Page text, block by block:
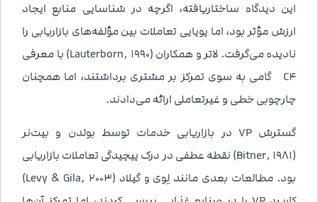
این دیدگاه ساختاریافته، اگرچه در شناسایی منابع ایجاد
ارزش مؤثر بود، اما پویایی تعاملات بین مؤلفه‌های بازاریابی را
نادیده می‌گرفت. لاتر و همکاران (Lauterborn, 1990) با معرفی
C4 گامی به سوی تمرکز بر مشتری برداشتند، اما همچنان
چارچوبی خطی و غیرتعاملی ارائه می‌دادند.
گسترش 7P در بازاریابی خدمات توسط بولدن و بیت‌نر
(Bitner, 1981) نقطه عطفی در درک پیچیدگی تعاملات بازاریابی
بود. مطالعات بعدی مانند لِوی و گیلاد (Levy & Gila, 2003)